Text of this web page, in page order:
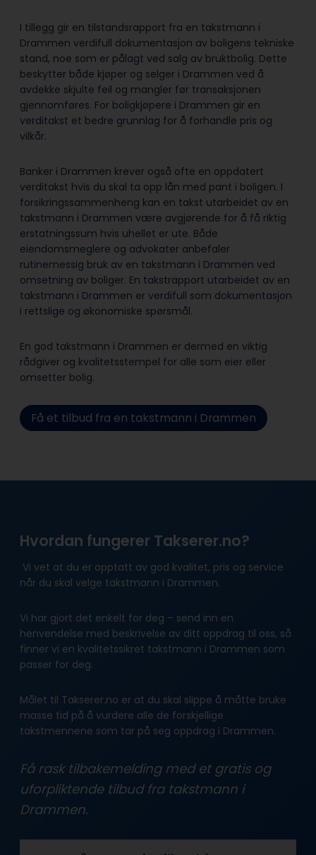
I tillegg gir en tilstandsrapport fra en takstmann i
Drammen verdifull dokumentasjon av boligens tekniske
stand, noe som er pålagt ved salg av bruktbolig. Dette
beskytter både kjøper og selger i Drammen ved å
avdekke skjulte feil og mangler før transaksjonen
gjennomføres. For boligkjøpere i Drammen gir en
verditakst et bedre grunnlag for å forhandle pris og
vilkår.
Banker i Drammen krever også ofte en oppdatert
verditakst hvis du skal ta opp lån med pant i boligen. I
forsikringssammenheng kan en takst utarbeidet av en
takstmann i Drammen være avgjørende for å få riktig
erstatningssum hvis uhellet er ute. Både
eiendomsmeglere og advokater anbefaler
rutinemessig bruk av en takstmann i Drammen ved
omsetning av boliger. En takstrapport utarbeidet av en
takstmann i Drammen er verdifull som dokumentasjon
i rettslige og økonomiske spørsmål.
En god takstmann i Drammen er dermed en viktig
rådgiver og kvalitetsstempel for alle som eier eller
omsetter bolig.
Få et tilbud fra en takstmann i Drammen
Hvordan fungerer Takserer.no?
Vi vet at du er opptatt av god kvalitet, pris og service
når du skal velge takstmann i Drammen.
Vi har gjort det enkelt for deg – send inn en
henvendelse med beskrivelse av ditt oppdrag til oss, så
finner vi en kvalitetssikret takstmann i Drammen som
passer for deg.
Målet til Takserer.no er at du skal slippe å måtte bruke
masse tid på å vurdere alle de forskjellige
takstmennene som tar på seg oppdrag i Drammen.
Få rask tilbakemelding med et gratis og
uforpliktende tilbud fra takstmann i
Drammen.